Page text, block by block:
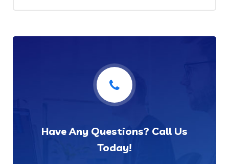
Have Any Questions? Call Us
Today!